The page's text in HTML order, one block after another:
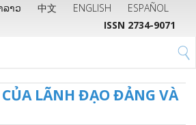
ລາວ 中文 ENGLISH
ESPAÑOL
ISSN 2734-9071
LÃNH ĐẠO ĐẢNG VÀ